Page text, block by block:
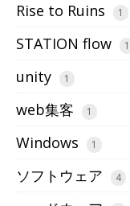
Rise to Ruins 1
STATION flow 1
unity 1
web集客 1
Windows 1
ソフトウェア 4